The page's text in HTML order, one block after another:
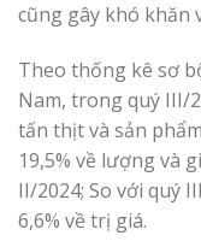
cũng gây khó khăn
Theo thống kê sơ
Nam, trong quý III/
tấn thịt và sản
19,5% về lượng và
II/2024; So với quý
6,6% về trị giá.